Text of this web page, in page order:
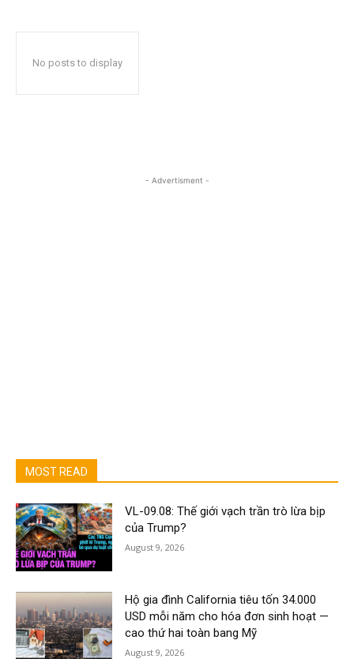
No posts to display
- Advertisment -
MOST READ
VL-09.08: Thế giới vạch trần trò lừa bịp
của Trump?
August 9, 2026
Hộ gia đình California tiêu tốn 34.000
USD mỗi năm cho hóa đơn sinh hoạt —
cao thứ hai toàn bang Mỹ
August 9, 2026